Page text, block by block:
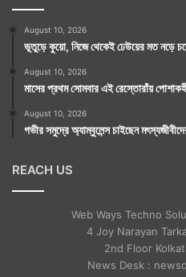
নক্ষত্র ভেদে এক এক
চিন্তাভাবনা, চারিত্রিক
থাকে; এর সঙ্গে থাকে
অবস্থান। রাশি এক হলেও
তারতম্যটাই স্বাভাবিক।
August 10, 2026
ভূতুড়ে কুয়ো, নিজে থেকেই ঢেউয়ের মত নড়ে
August 10, 2026
মাসের প্রথম সোমবার এই রেস্তোরাঁয়
August 10, 2026
গভীর সমুদ্রে অ্যাম্বুলেন্স চাইছেন
REACH US
Web Ways Techno
4 Joy Narayan
2nd Floor
News Desk :